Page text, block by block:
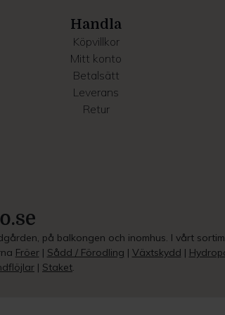
Handla
Köpvillkor
Mitt konto
Betalsätt
Leverans
Retur
på balkongen och inomhus. I vårt
Fröer| Sådd / Förodling | Växtskydd |
| Staket.